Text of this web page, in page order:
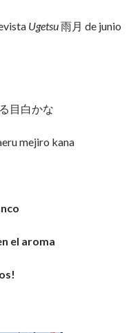
Ugetsu雨月 de junio
目白かな
mejiro kana
el aroma